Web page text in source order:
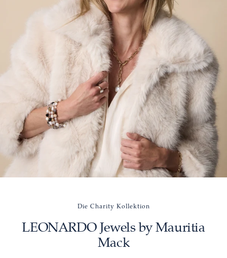
Die Charity Kollektion
LEONARDO Jewels by Mauritia
Mack